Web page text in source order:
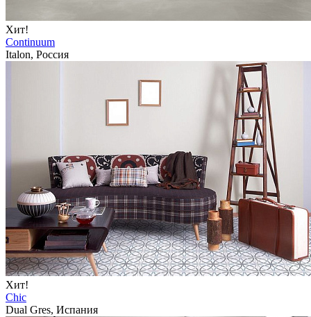
Хит!
Continuum
Italon, Россия
Хит!
Chic
Dual Gres, Испания